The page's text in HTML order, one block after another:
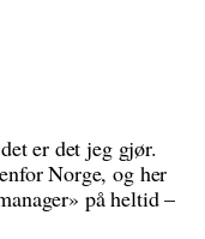
er det jeg gjør.
Norge, og her
på heltid –